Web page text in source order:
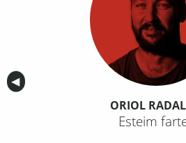
Anterior
◀︎
ORIOL
Esteim